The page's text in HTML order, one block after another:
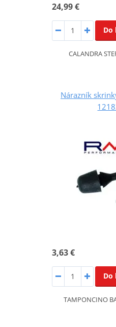
24,99 €
Do
CALANDRA
Nárazník
3,63 €
Do
TAMPONCINO